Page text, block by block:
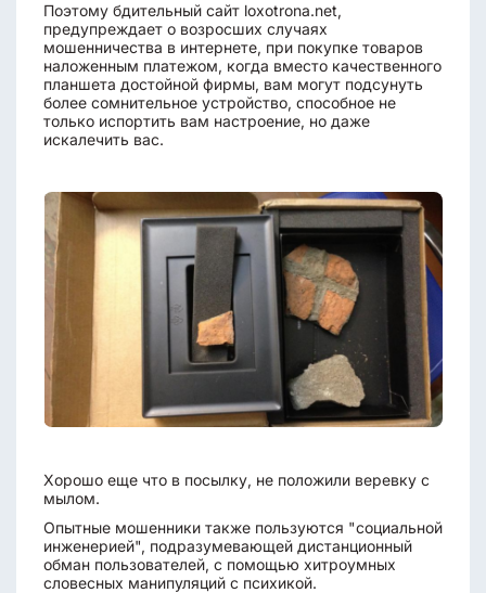
Поэтому бдительный сайт loxotrona.net,
предупреждает о возросших случаях
мошенничества в интернете, при покупке товаров
наложенным платежом, когда вместо качественного
планшета достойной фирмы, вам могут подсунуть
более сомнительное устройство, способное не
только испортить вам настроение, но даже
искалечить вас.
Хорошо еще что в посылку, не положили веревку с
мылом.
Опытные мошенники также пользуются "социальной
инженерией", подразумевающей дистанционный
обман пользователей, с помощью хитроумных
словесных манипуляций с психикой.